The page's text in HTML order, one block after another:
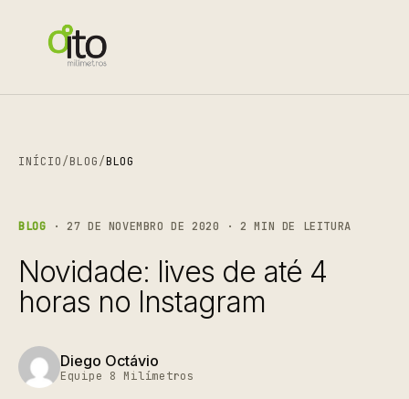
INÍCIO/BLOG/BLOG
BLOG · 27 DE NOVEMBRO DE 2020 · 2 MIN DE LEITURA
Novidade: lives de até 4
horas no Instagram
Diego Octávio
Equipe 8 Milímetros